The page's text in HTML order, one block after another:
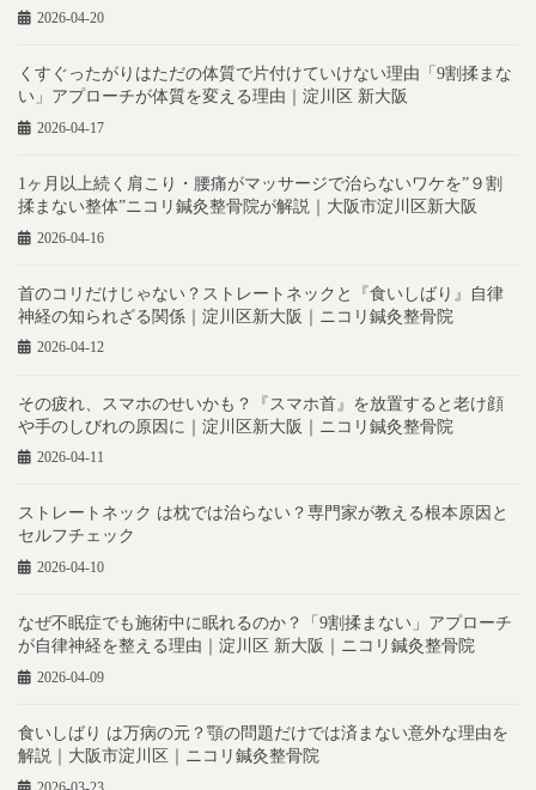
2026-04-20
くすぐったがりはただの体質で片付けていけない理由「9割揉まな
い」アプローチが体質を変える理由｜淀川区 新大阪
2026-04-17
1ヶ月以上続く肩こり・腰痛がマッサージで治らないワケを”９割
揉まない整体”ニコリ鍼灸整骨院が解説｜大阪市淀川区新大阪
2026-04-16
首のコリだけじゃない？ストレートネックと『食いしばり』自律
神経の知られざる関係｜淀川区新大阪｜ニコリ鍼灸整骨院
2026-04-12
その疲れ、スマホのせいかも？『スマホ首』を放置すると老け顔
や手のしびれの原因に｜淀川区新大阪｜ニコリ鍼灸整骨院
2026-04-11
ストレートネック は枕では治らない？専門家が教える根本原因と
セルフチェック
2026-04-10
なぜ不眠症でも施術中に眠れるのか？「9割揉まない」アプローチ
が自律神経を整える理由｜淀川区 新大阪｜ニコリ鍼灸整骨院
2026-04-09
食いしばり は万病の元？顎の問題だけでは済まない意外な理由を
解説｜大阪市淀川区｜ニコリ鍼灸整骨院